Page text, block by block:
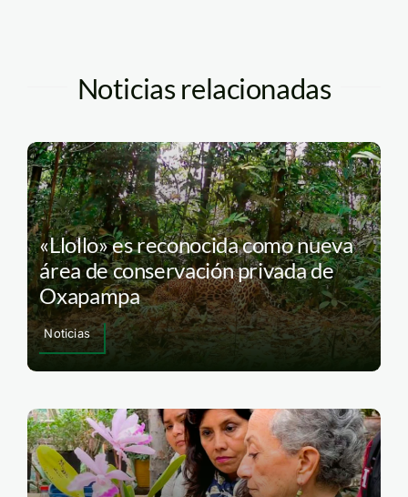
Noticias relacionadas
«Llollo» es reconocida como nueva
área de conservación privada de
Oxapampa
Noticias